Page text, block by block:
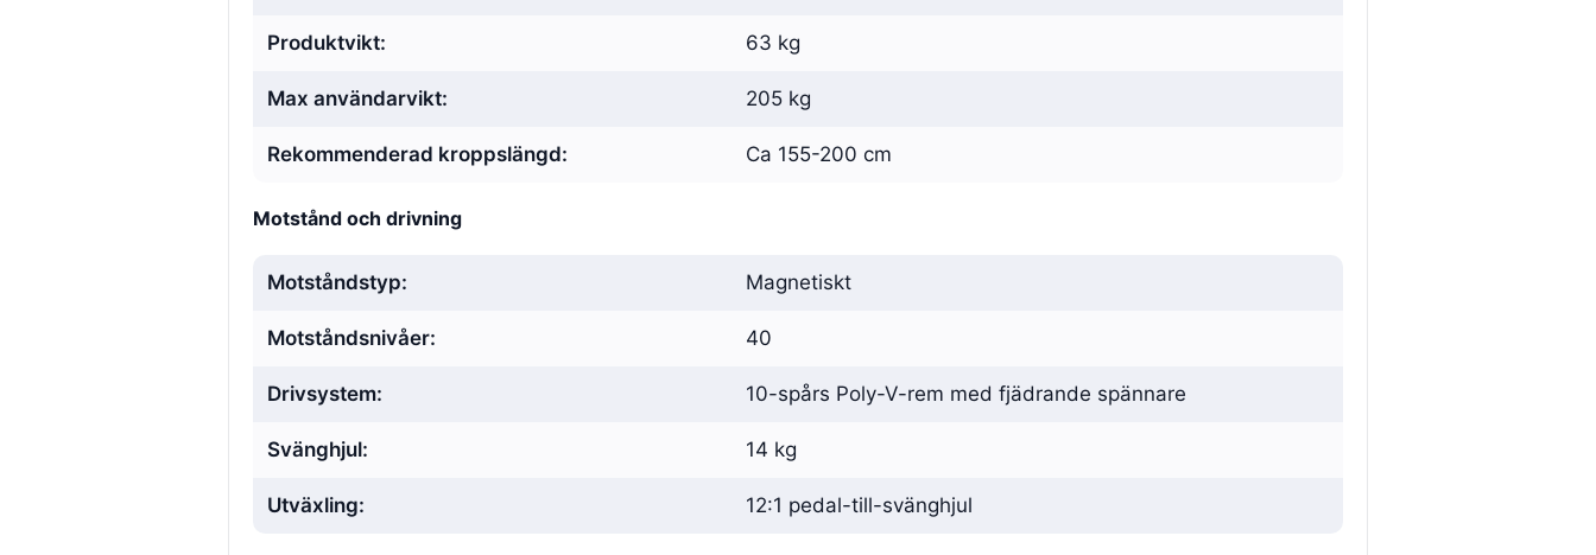
Produktvikt: 63 kg
Max användarvikt: 205 kg
Rekommenderad kroppslängd: Ca 155-200 cm
Motstånd och drivning
Motståndstyp: Magnetiskt
Motståndsnivåer: 40
Drivsystem: 10-spårs Poly-V-rem med fjädrande spännare
Svänghjul: 14 kg
Utväxling: 12:1 pedal-till-svänghjul